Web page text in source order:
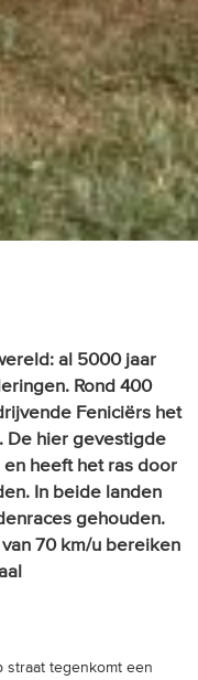
al 5000 jaar
Rond 400
Feniciërs het
De hier gevestigde
heeft het ras door
In beide landen
gehouden.
70 km/u bereiken
straat tegenkomt een